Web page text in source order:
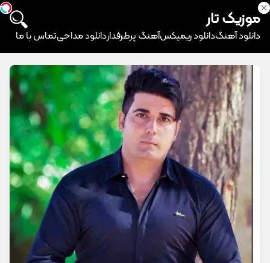
موزیک تار
دانلود آهنگدانلود ریمیکسآهنگ پرطرفداردانلود مداحیتماس با ما